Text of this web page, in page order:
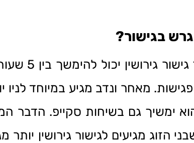
בגישור?
מאחר ונדב מגיע במיוחד לניו
הוא ימשיך גם בשיחות סקייפ. הדבר
הזוג מגיעים לגישור גירושין